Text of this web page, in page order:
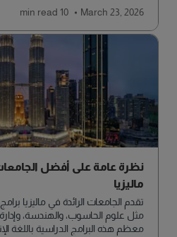
March 23, 2026
10 min
read
نظرة عامة على أفضل
ماليزيا
تقدم الجامعات الرائدة في ماليزيا
مثل علوم الحاسوب، والهندسة،
معظم هذه البرامج الدراسية باللغة